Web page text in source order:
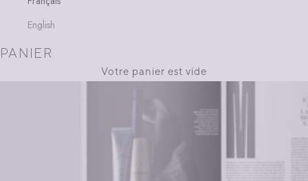
English
PANIER
Votre panier est vide